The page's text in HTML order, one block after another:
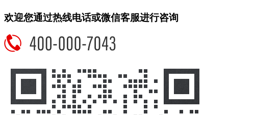
欢迎您通过热线电话或微信客服进行咨询